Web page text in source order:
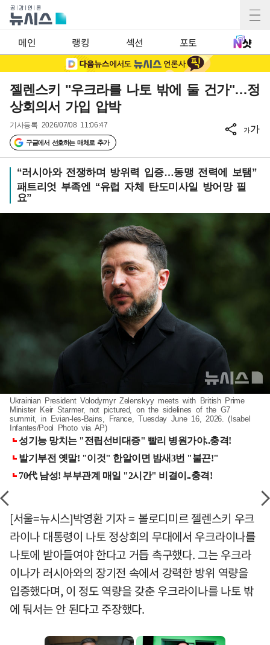
메인 랭킹 섹션 포토
젤렌스키 "우크라를 나토 밖에 둘 건가"…정
상회의서 가입 압박
기사등록 2026/07/08 11:06:47
구글에서 선호하는 매체로 추가
가가
“러시아와 전쟁하며 방위력 입증…동맹 전력에 보탬”
패트리엇 부족엔 “유럽 자체 탄도미사일 방어망 필
요”
Ukrainian President Volodymyr Zelenskyy meets with British Prime
Minister Keir Starmer, not pictured, on the sidelines of the G7
summit, in Evian-les-Bains, France, Tuesday June 16, 2026. (Isabel
Infantes/Pool Photo via AP)
[서울=뉴시스]박영환 기자 = 볼로디미르 젤렌스키 우크
라이나 대통령이 나토 정상회의 무대에서 우크라이나를
나토에 받아들여야 한다고 거듭 촉구했다. 그는 우크라
이나가 러시아와의 장기전 속에서 강력한 방위 역량을
입증했다며, 이 정도 역량을 갖춘 우크라이나를 나토 밖
에 둬서는 안 된다고 주장했다.